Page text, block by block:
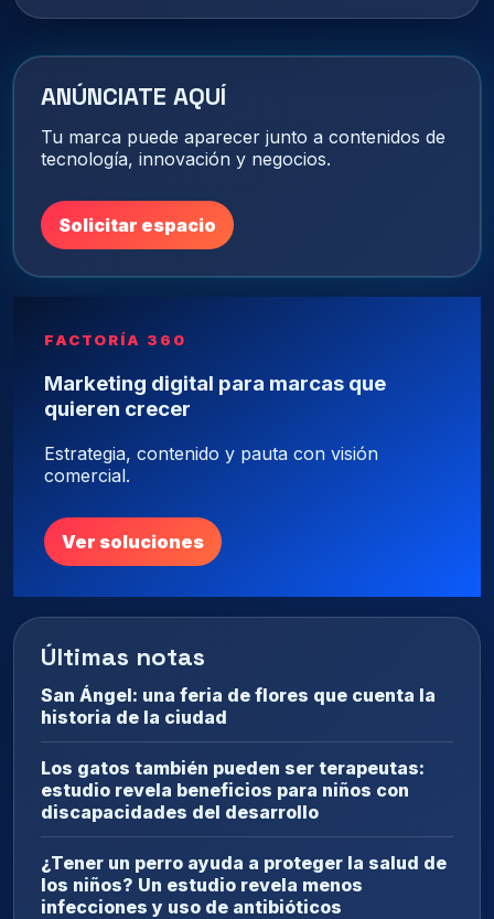
ANÚNCIATE AQUÍ
Tu marca puede aparecer junto a contenidos de
tecnología, innovación y negocios.
Solicitar espacio
FACTORÍA 360
Marketing digital para marcas que
quieren crecer
Estrategia, contenido y pauta con visión
comercial.
Ver soluciones
Últimas notas
San Ángel: una feria de flores que cuenta la
historia de la ciudad
Los gatos también pueden ser terapeutas:
estudio revela beneficios para niños con
discapacidades del desarrollo
¿Tener un perro ayuda a proteger la salud de
los niños? Un estudio revela menos
infecciones y uso de antibióticos